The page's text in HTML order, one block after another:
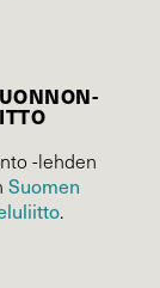
-lehden
Suomen
.